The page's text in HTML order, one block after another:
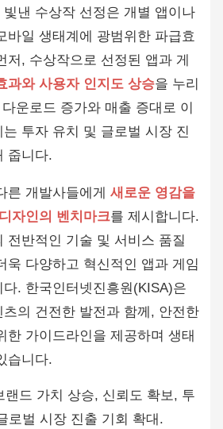
낸 수상작 선정은 개별 앱이나
바일 생태계에 광범위한 파급효
저, 수상작으로 선정된 앱과 게
과와 사용자 인지도 상승을 누리
운로드 증가와 매출 증대로 이
투자 유치 및 글로벌 시장 진
줍니다.
른 개발사들에게 새로운 영감을
자인의 벤치마크를 제시합니다.
전반적인 기술 및 서비스 품질
욱 다양하고 혁신적인 앱과 게임
. 한국인터넷진흥원(KISA)은
의 건전한 발전과 함께, 안전한
한 가이드라인을 제공하며 생태
습니다.
랜드 가치 상승, 신뢰도 확보, 투
로벌 시장 진출 기회 확대.